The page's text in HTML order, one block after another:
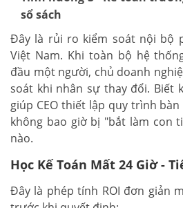
sổ sách
Đây là rủi ro kiểm soát nội bộ
Việt Nam. Khi toàn bộ hệ
đầu một người, chủ doanh
soát khi nhân sự thay đổi. Biết
giúp CEO thiết lập quy trình
không bao giờ bị "bắt làm con
nào.
Học Kế Toán Mất 24 Giờ -
Đây là phép tính ROI đơn giản